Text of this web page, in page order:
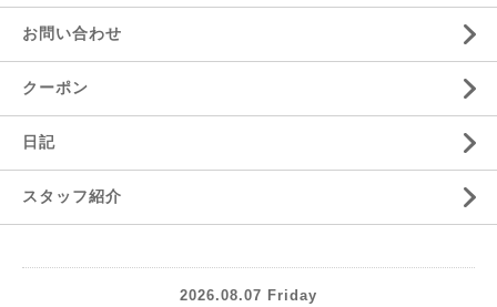
お問い合わせ
クーポン
日記
スタッフ紹介
2026.08.07 Friday